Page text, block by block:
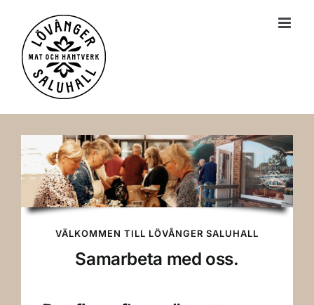
innehållet
VÄLKOMMEN TILL LÖVÅNGER SALUHALL
Samarbeta med oss.